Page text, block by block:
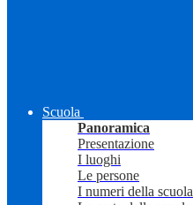
Scuola
Panoramica
Presentazione
I luoghi
Le persone
I numeri della scuola